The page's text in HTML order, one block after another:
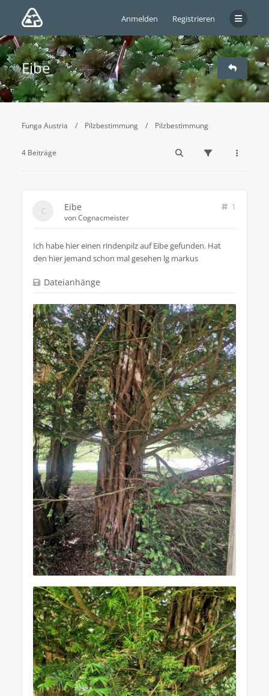
Anmelden Registrieren
Eibe
Funga Austria Pilzbestimmung Pilzbestimmung
4 Beiträge
Eibe
1
vonCognacmeister
Ich habe hier einen rindenpilz auf Eibe gefunden. Hat
den hier jemand schon mal gesehen lg markus
Dateianhänge